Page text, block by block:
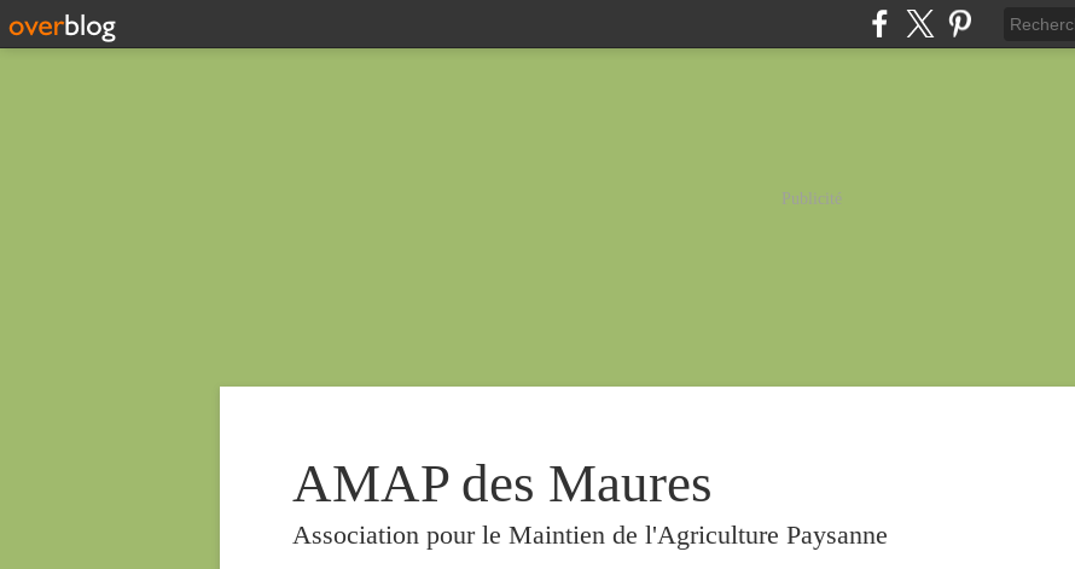
Publicité
AMAP des Maures
Association pour le Maintien de l'Agriculture Paysanne